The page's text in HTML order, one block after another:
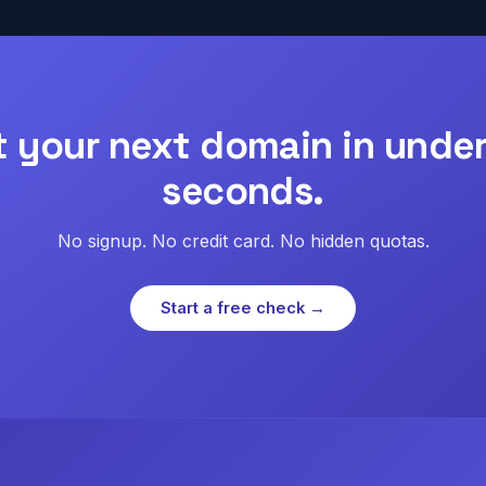
your next domain in
seconds.
No signup. No credit card. No hidden quotas.
Start a free check →